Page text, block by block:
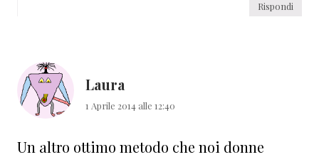
Rispondi
Laura
1 Aprile 2014 alle 12:40
Un altro ottimo metodo che noi donne